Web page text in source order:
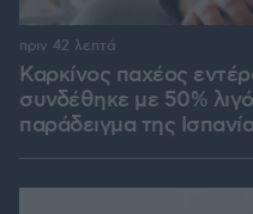
Καρκίνος παχέος
συνδέθηκε με 50%
παράδειγμα της
πριν 42 λεπτά